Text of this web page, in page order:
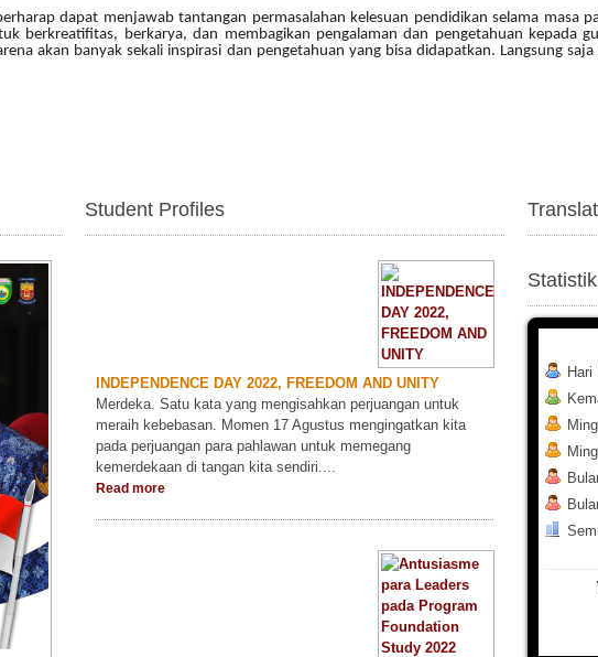
dapat menjawab tantangan permasalahan kelesuan pendidikan selama masa
berkreatifitas, berkarya, dan membagikan pengalaman dan pengetahuan kepada
akan banyak sekali inspirasi dan pengetahuan yang bisa didapatkan. Langsung saja
Student Profiles
INDEPENDENCE DAY 2022, FREEDOM AND UNITY
Merdeka. Satu kata yang mengisahkan perjuangan untuk
meraih kebebasan. Momen 17 Agustus mengingatkan kita
pada perjuangan para pahlawan untuk memegang
kemerdekaan di tangan kita sendiri....
Read more
Hari